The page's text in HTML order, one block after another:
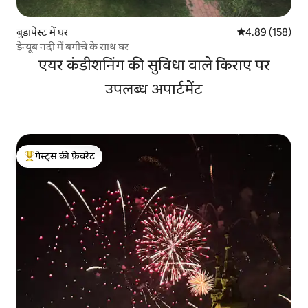
बुडापेस्ट में घर औसत रेटिंग 5 में से
4.89 (158)
डेन्यूब नदी में बगीचे के साथ घर
एयर कंडीशनिंग की सुविधा वाले किराए पर
उपलब्ध अपार्टमेंट
गेस्ट्स का टॉप फ़ेवरेट
गेस्ट्स की फ़ेवरेट